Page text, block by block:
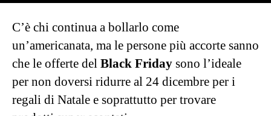
Continua a leggere dopo la pubblicità
LELO, per esempio, ha organizzato per il mese
di novembrescontiche arrivano anche al60%
e per l’occasione voglio farvi una carrellata dei
loro prodotti, da cui non c’è pericolo di